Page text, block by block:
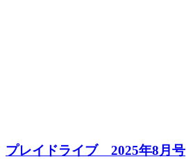
プレイドライブ 2025年8月号